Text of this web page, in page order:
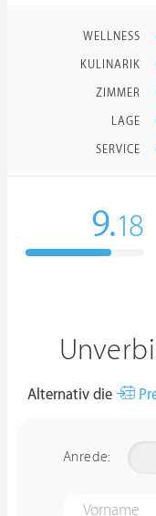
WELLNESS
KULINARIK
ZIMMER
LAGE
SERVICE
9.18
Alternativ die
Anrede: